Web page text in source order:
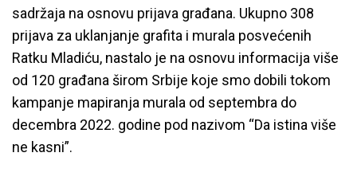
sadržaja na osnovu prijava građana. Ukupno 308
prijava za uklanjanje grafita i murala posvećenih
Ratku Mladiću, nastalo je na osnovu informacija više
od 120 građana širom Srbije koje smo dobili tokom
kampanje mapiranja murala od septembra do
decembra 2022. godine pod nazivom “Da istina više
ne kasni”.